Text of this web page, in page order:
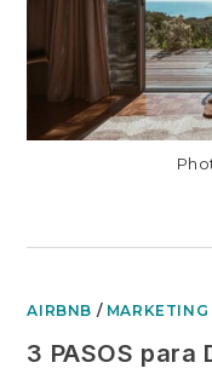
AIRBNB /
3 PASOS